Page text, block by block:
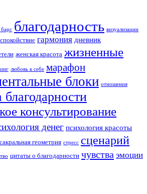
барс благодарность визуализации
гармония дневник
женская красота жизненные
любовь к себе марафон
блоки отношения
благодарности
консультирование
денег психология красоты
сакральная геометрия стресс сценарий
цитаты о благодарности чувства эмоции